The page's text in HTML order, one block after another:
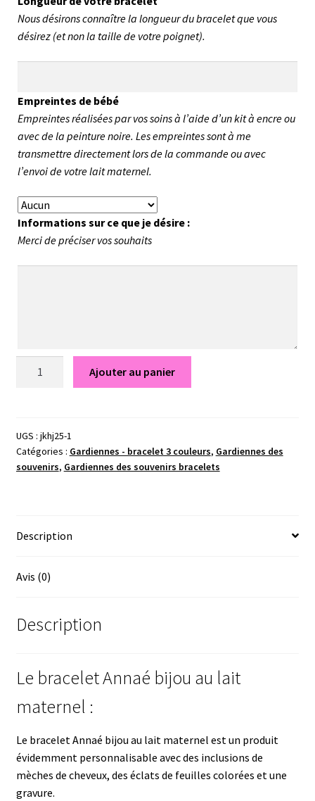
Nous désirons connaître la longueur du bracelet que vous
désirez (et non la taille de votre poignet).
Empreintes de bébé
Empreintes réalisées par vos soins à l’aide d’un kit à encre ou
avec de la peinture noire. Les empreintes sont à me
transmettre directement lors de la commande ou avec
l’envoi de votre lait maternel.
Informations sur ce que je désire :
Merci de préciser vos souhaits
Gardiennes
des
souvenirs
Ajouter au panier
UGS : jkhj25-1
Catégories : Gardiennes - bracelet 3 couleurs, Gardiennes des
souvenirs, Gardiennes des souvenirs bracelets
Description
Avis (0)
Description
Le bracelet Annaé bijou au lait
maternel :
Le bracelet Annaé bijou au lait maternel est un produit
évidemment personnalisable avec des inclusions de
mèches de cheveux, des éclats de feuilles colorées et une
gravure.